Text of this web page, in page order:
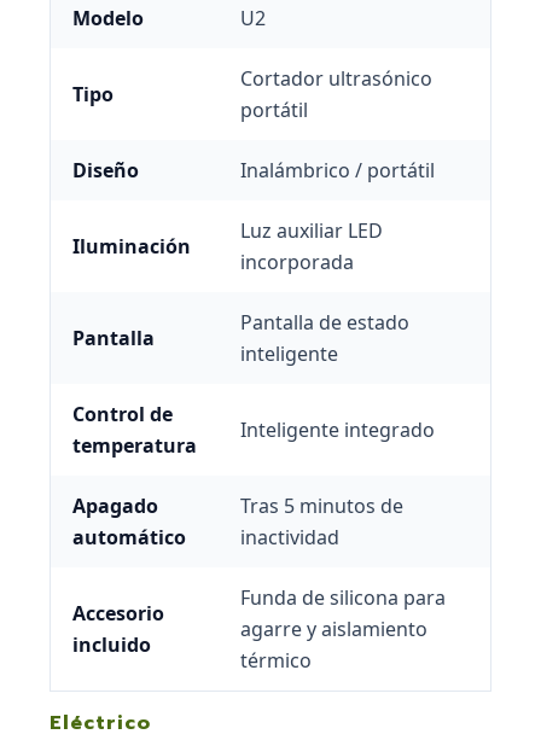
Modelo U2
Tipo
Cortador ultrasónico
portátil
Diseño Inalámbrico / portátil
Iluminación
Luz auxiliar LED
incorporada
Pantalla
Pantalla de estado
inteligente
Control de
temperatura
Inteligente integrado
Apagado
automático
Tras 5 minutos de
inactividad
Accesorio
incluido
Funda de silicona para
agarre y aislamiento
térmico
Eléctrico